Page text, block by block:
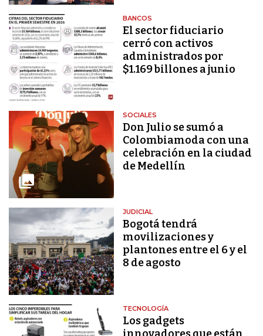
BANCOS
El sector fiduciario
cerró con activos
administrados por
$1.169 billones a junio
SOCIALES
Don Julio se sumó a
Colombiamoda con una
celebración en la ciudad
de Medellín
JUDICIAL
Bogotá tendrá
movilizaciones y
plantones entre el 6 y el
8 de agosto
TECNOLOGÍA
Los gadgets